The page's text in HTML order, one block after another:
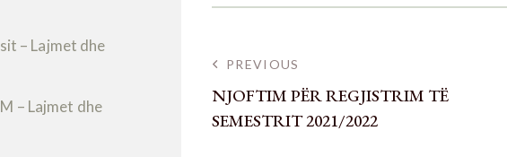
PREVIOUS
NJOFTIM PËR REGJISTRIM TË
SEMESTRIT 2021/2022
– Lajmet dhe
– Lajmet dhe